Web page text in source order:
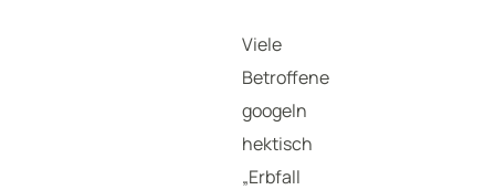
Viele
Betroffene
googeln
hektisch
„Erbfall